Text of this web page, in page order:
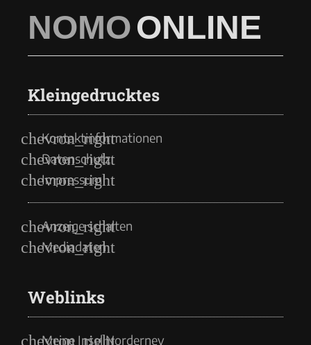
NOMOONLINE
Kleingedrucktes
Kontaktinformationen
Datenschutz
Impressum
Anzeige schalten
Mediadaten
Weblinks
Meine Insel Norderney